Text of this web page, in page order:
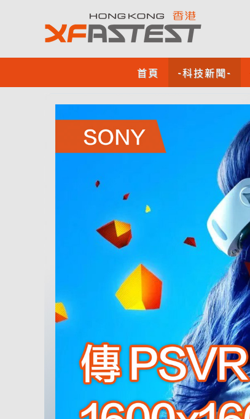
首頁 -科技新聞-